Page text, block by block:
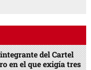
del Cartel
en el que exigía tres